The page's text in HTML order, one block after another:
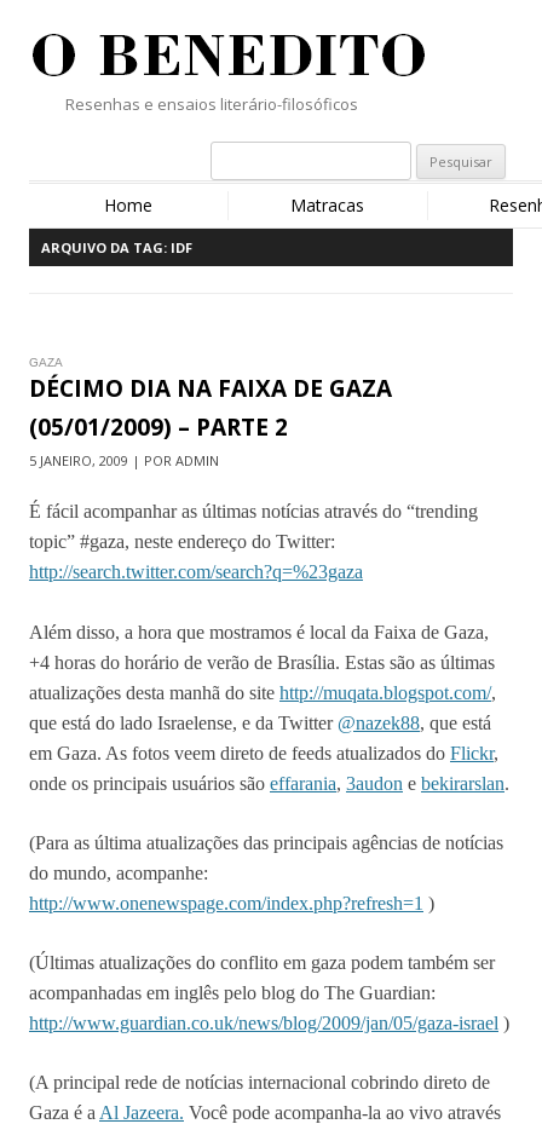
Resenhas e ensaios literário-filosóficos
Home Matracas
ARQUIVO DA TAG: IDF
GAZA
DÉCIMO DIA NA FAIXA DE GAZA
(05/01/2009) – PARTE 2
5 JANEIRO, 2009 | POR ADMIN
É fácil acompanhar as últimas notícias através do “trending
topic” #gaza, neste endereço do Twitter:
http://search.twitter.com/search?q=%23gaza
Além disso, a hora que mostramos é local da Faixa de Gaza,
+4 horas do horário de verão de Brasília. Estas são as últimas
atualizações desta manhã do site http://muqata.blogspot.com/,
que está do lado Israelense, e da Twitter @nazek88, que está
em Gaza. As fotos veem direto de feeds atualizados do Flickr,
onde os principais usuários são effarania, 3audon e bekirarslan.
(Para as última atualizações das principais agências de notícias
do mundo, acompanhe:
http://www.onenewspage.com/index.php?refresh=1 )
(Últimas atualizações do conflito em gaza podem também ser
acompanhadas em inglês pelo blog do The Guardian:
http://www.guardian.co.uk/news/blog/2009/jan/05/gaza-israel )
(A principal rede de notícias internacional cobrindo direto de
Gaza é a Al Jazeera. Você pode acompanha-la ao vivo através